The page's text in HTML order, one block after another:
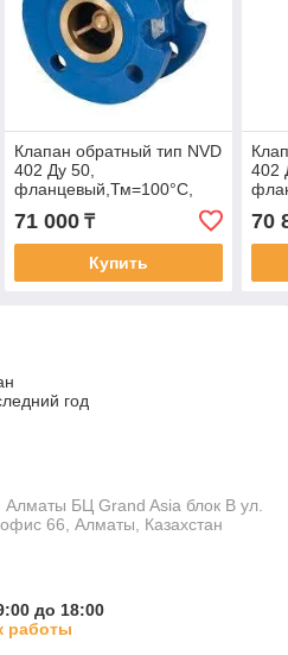
Клапан обратный тип NVD
402 Ду 50,
фланцевый,Тм=100°С,
71 000₸
Купить
402
70
год
Алматы БЦ Grand Asia блок B ул.
66, Алматы, Казахстан
до 18:00
работы